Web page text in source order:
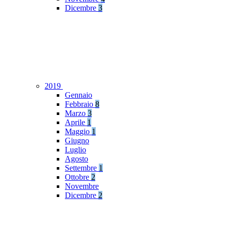
Dicembre 3
2019
Gennaio
Febbraio 8
Marzo 3
Aprile 1
Maggio 1
Giugno
Luglio
Agosto
Settembre 1
Ottobre 2
Novembre
Dicembre 2